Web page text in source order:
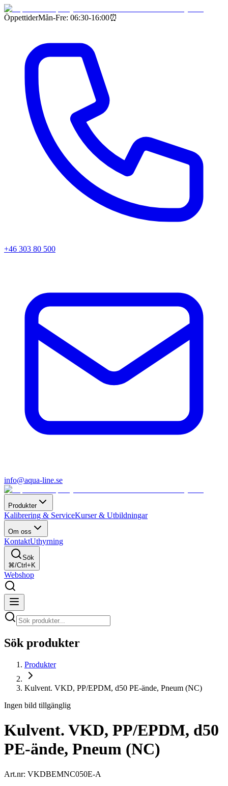
ÖppettiderMån-Fre: 06:30-16:00⏰
+46 303 80 500
info@aqua-line.se
Produkter
Kalibrering & ServiceKurser & Utbildningar
Om oss
KontaktUthyrning
Sök
⌘/Ctrl+K
Webshop
Sök produkter
Produkter
Kulvent. VKD, PP/EPDM, d50 PE-ände, Pneum (NC)
Ingen bild tillgänglig
Kulvent. VKD, PP/EPDM, d50
PE-ände, Pneum (NC)
Art.nr: VKDBEMNC050E-A